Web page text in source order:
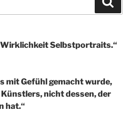
Wirklichkeit Selbstportraits.“
mit Gefühl gemacht wurde,
nicht dessen, der
hat.“